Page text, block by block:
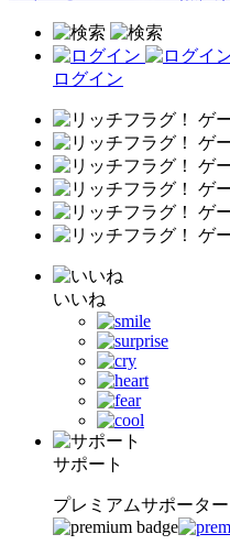
ログイン
いいね
サポート
プレミアムサポーター